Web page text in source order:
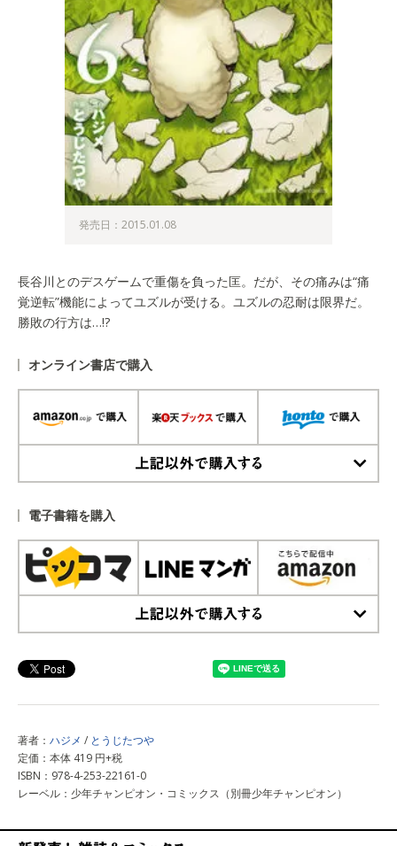
発売日：2015.01.08
長谷川とのデスゲームで重傷を負った匡。だが、その痛みは“痛
覚逆転”機能によってユズルが受ける。ユズルの忍耐は限界だ。
勝敗の行方は…!?
オンライン書店で購入
電子書籍を購入
著者： ハジメ / とうじたつや
定価：本体 419 円+税
ISBN：978-4-253-22161-0
レーベル：少年チャンピオン・コミックス（別冊少年チャンピオン）